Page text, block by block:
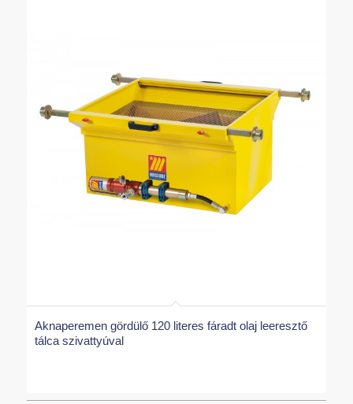
Aknaperemen gördülő 120 literes fáradt olaj leeresztő
tálca szivattyúval